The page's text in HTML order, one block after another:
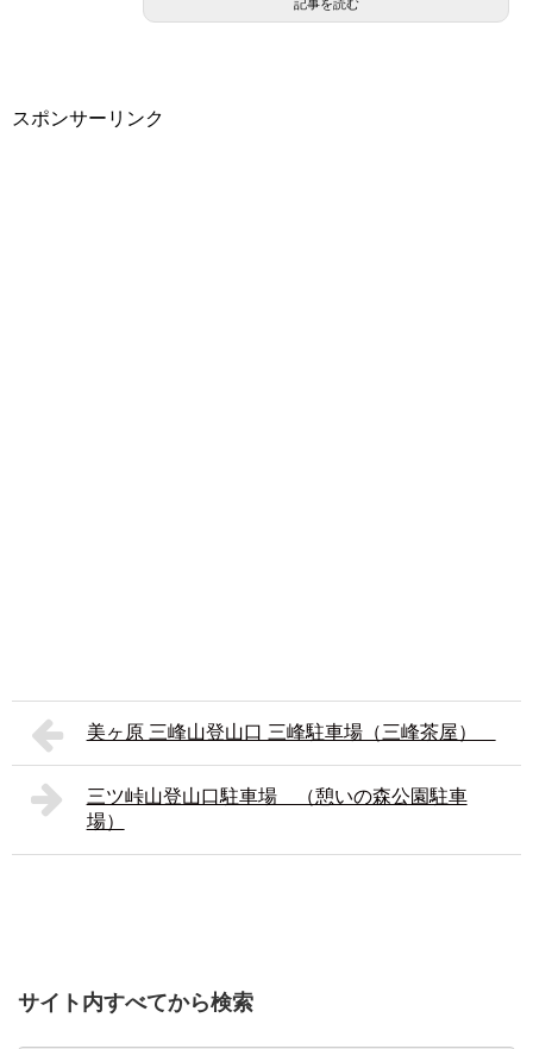
記事を読む
スポンサーリンク
美ヶ原 三峰山登山口 三峰駐車場（三峰茶屋）
三ツ峠山登山口駐車場 （憩いの森公園駐車
場）
サイト内すべてから検索